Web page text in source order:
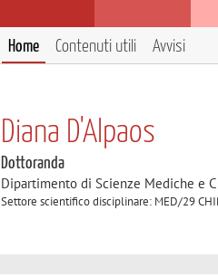
Home Contenuti utili Avvisi
Diana D'Alpaos
Dottoranda
Dipartimento di Scienze Mediche e
Settore scientifico disciplinare: MED/29